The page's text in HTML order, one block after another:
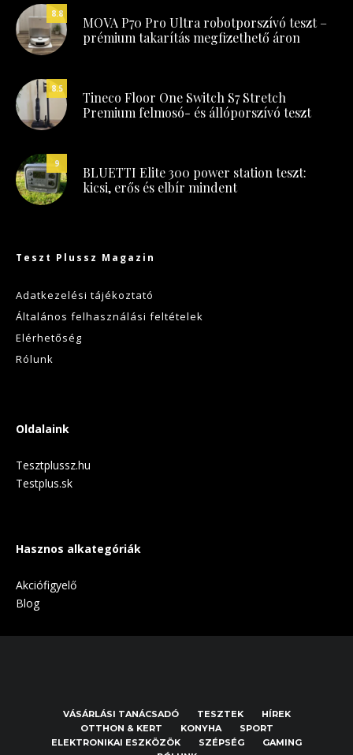
8.8
MOVA P70 Pro Ultra robotporszívó teszt –
prémium takarítás megfizethető áron
8.5
Tineco Floor One Switch S7 Stretch
Premium felmosó- és állóporszívó teszt
9
BLUETTI Elite 300 power station teszt:
kicsi, erős és elbír mindent
Teszt Plussz Magazin
Adatkezelési tájékoztató
Általános felhasználási feltételek
Elérhetőség
Rólunk
Oldalaink
Tesztplussz.hu
Testplus.sk
Hasznos alkategóriák
Akciófigyelő
Blog
VÁSÁRLÁSI TANÁCSADÓ TESZTEK
HÍREK
OTTHON & KERT
KONYHA
SPORT
ELEKTRONIKAI ESZKÖZÖK
SZÉPSÉG
GAMING